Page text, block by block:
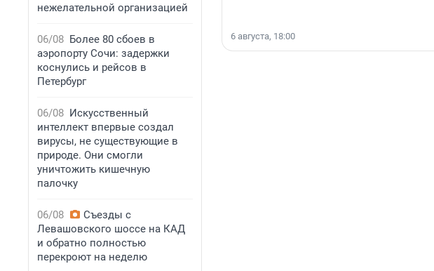
нежелательной организацией
06/08 Более 80 сбоев в
аэропорту Сочи: задержки
коснулись и рейсов в
Петербург
06/08 Искусственный
интеллект впервые создал
вирусы, не существующие в
природе. Они смогли
уничтожить кишечную
палочку
06/08
Съезды с
Левашовского шоссе на КАД
и обратно полностью
перекроют на неделю
6 августа, 18:00